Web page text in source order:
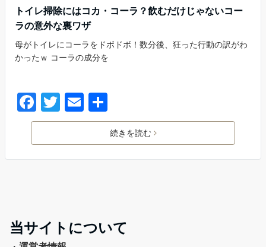
トイレ掃除にはコカ・コーラ？飲むだけじゃないコー
ラの意外な裏ワザ
母がトイレにコーラをドボドボ！数分後、狂った行動の訳がわ
かったｗ コーラの成分を
続きを読む
当サイトについて